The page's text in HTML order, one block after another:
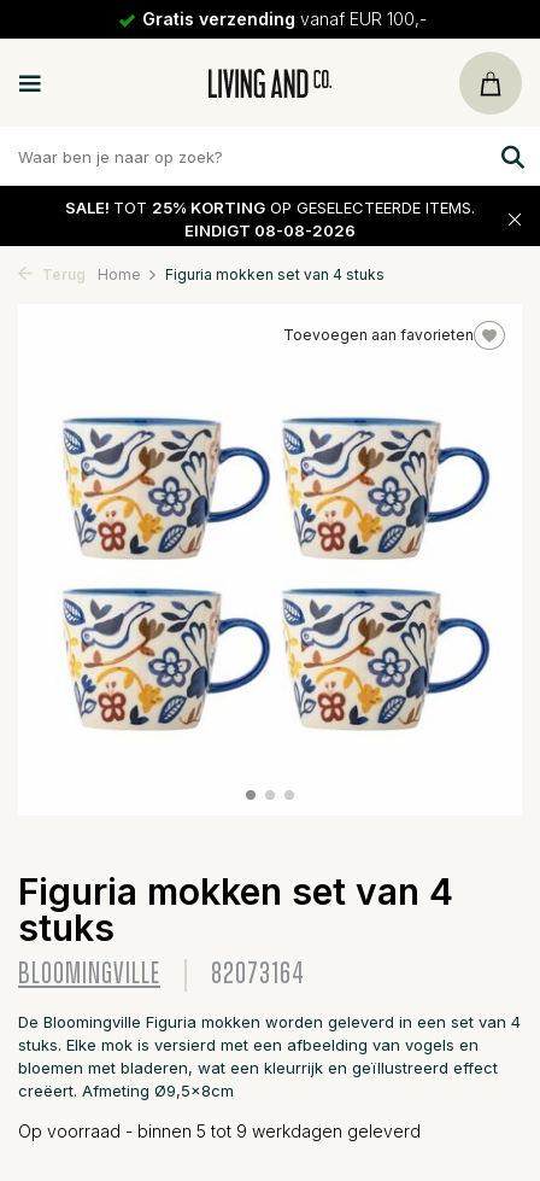
Gratis verzending vanaf EUR 100,-
SALE! TOT 25% KORTING OP GESELECTEERDE ITEMS.
EINDIGT 08-08-2026
Terug Home Figuria mokken set van 4 stuks
Toevoegen aan favorieten
Figuria mokken set van 4
stuks
BLOOMINGVILLE 82073164
De Bloomingville Figuria mokken worden geleverd in een set van 4
stuks. Elke mok is versierd met een afbeelding van vogels en
bloemen met bladeren, wat een kleurrijk en geïllustreerd effect
creëert. Afmeting Ø9,5x8cm
Op voorraad - binnen 5 tot 9 werkdagen geleverd